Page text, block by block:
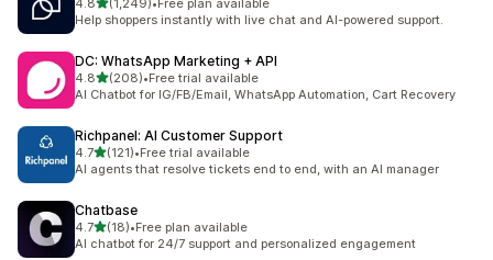
4.8 (1,249)
共有 1249 則評價
•Free plan available
Help shoppers instantly with live chat and AI-powered support.
DC: WhatsApp Marketing + API
4.8滿分 5 顆星
(208)
共有 208 則評價
•Free trial available
AI Chatbot for IG/FB/Email, WhatsApp Automation, Cart Recovery
Richpanel: AI Customer Support
4.7滿分 5 顆星
(121)
共有 121 則評價
•Free trial available
AI agents that resolve tickets end to end, with an AI manager
Chatbase
4.7滿分 5 顆星
(18)
共有 18 則評價
•Free plan available
AI chatbot for 24/7 support and personalized engagement